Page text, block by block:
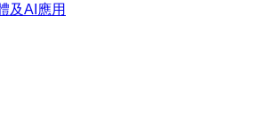
及AI應用